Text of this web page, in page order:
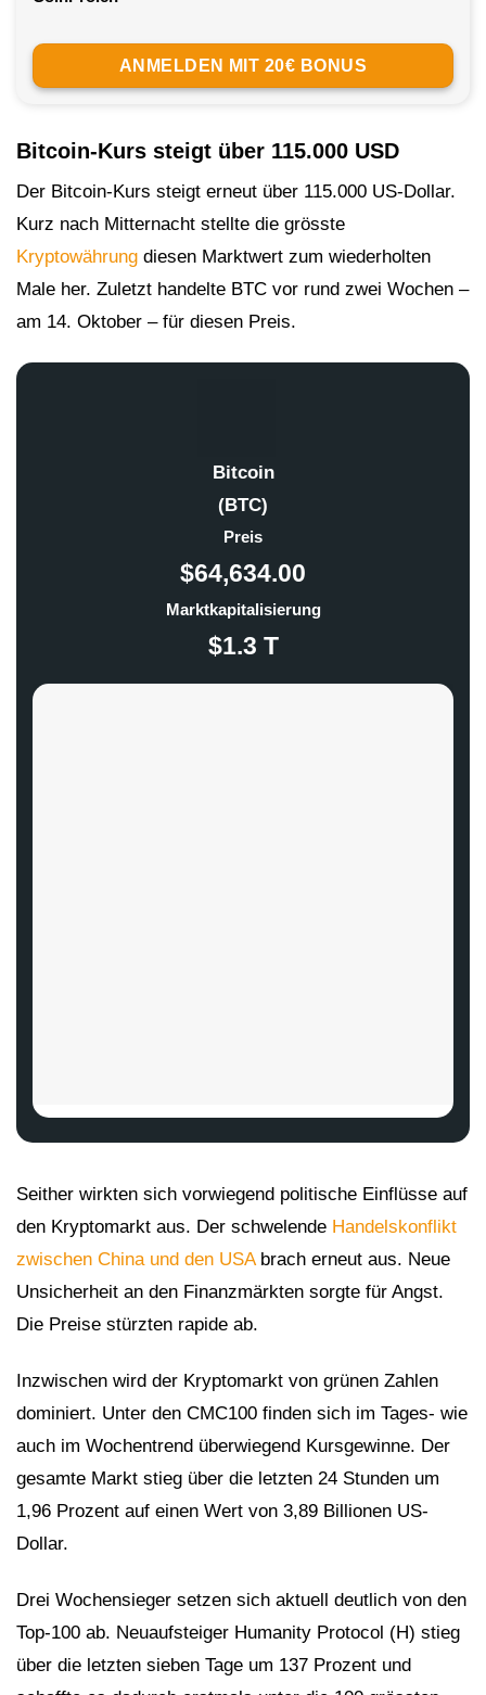
ANMELDEN MIT 20€ BONUS
Bitcoin-Kurs steigt über 115.000 USD
Der Bitcoin-Kurs steigt erneut über 115.000 US-Dollar.
Kurz nach Mitternacht stellte die grösste
Kryptowährung diesen Marktwert zum wiederholten
Male her. Zuletzt handelte BTC vor rund zwei Wochen –
am 14. Oktober – für diesen Preis.
Bitcoin
(BTC)
Preis
$64,634.00
Marktkapitalisierung
$1.3 T
Seither wirkten sich vorwiegend politische Einflüsse auf
den Kryptomarkt aus. Der schwelende Handelskonflikt
zwischen China und den USAbrach erneut aus. Neue
Unsicherheit an den Finanzmärkten sorgte für Angst.
Die Preise stürzten rapide ab.
Inzwischen wird der Kryptomarkt von grünen Zahlen
dominiert. Unter den CMC100 finden sich im Tages- wie
auch im Wochentrend überwiegend Kursgewinne. Der
gesamte Markt stieg über die letzten 24 Stunden um
1,96 Prozent auf einen Wert von 3,89 Billionen US-
Dollar.
Drei Wochensieger setzen sich aktuell deutlich von den
Top-100 ab. Neuaufsteiger Humanity Protocol (H) stieg
über die letzten sieben Tage um 137 Prozent und